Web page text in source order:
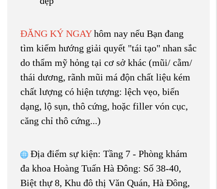
ĐĂNG KÝ NGAYhôm nay nếu Bạn đang
tìm kiếm hướng giải quyết "tái tạo" nhan sắc
do thẩm mỹ hỏng tại cơ sở khác (mũi/ cằm/
thái dương, rãnh mũi má độn chất liệu kém
chất lượng có hiện tượng: lệch vẹo, biến
dạng, lộ sụn, thô cứng, hoặc filler vón cục,
căng chỉ thô cứng...)
Địa điểm sự kiện: Tầng 7 - Phòng khám
đa khoa Hoàng Tuấn Hà Đông: Số 38-40,
Biệt thự 8, Khu đô thị Văn Quán, Hà Đông,